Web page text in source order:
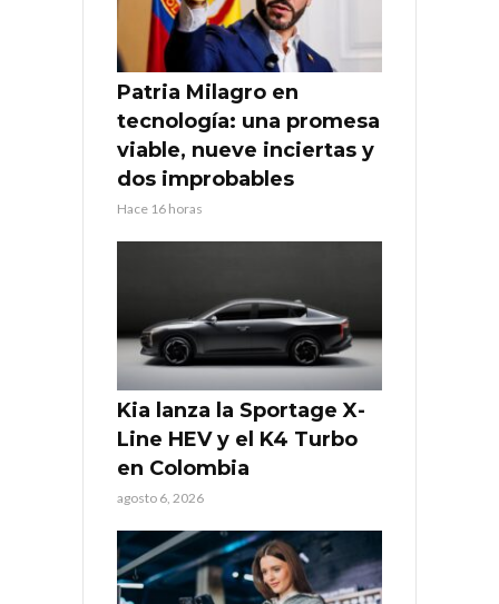
Patria Milagro en
tecnología: una promesa
viable, nueve inciertas y
dos improbables
Hace 16 horas
Kia lanza la Sportage X-
Line HEV y el K4 Turbo
en Colombia
agosto 6, 2026